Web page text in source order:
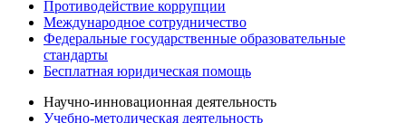
Противодействие коррупции
Международное сотрудничество
Федеральные государственные образовательные
стандарты
Бесплатная юридическая помощь
Научно-инновационная деятельность
Учебно-методическая деятельность